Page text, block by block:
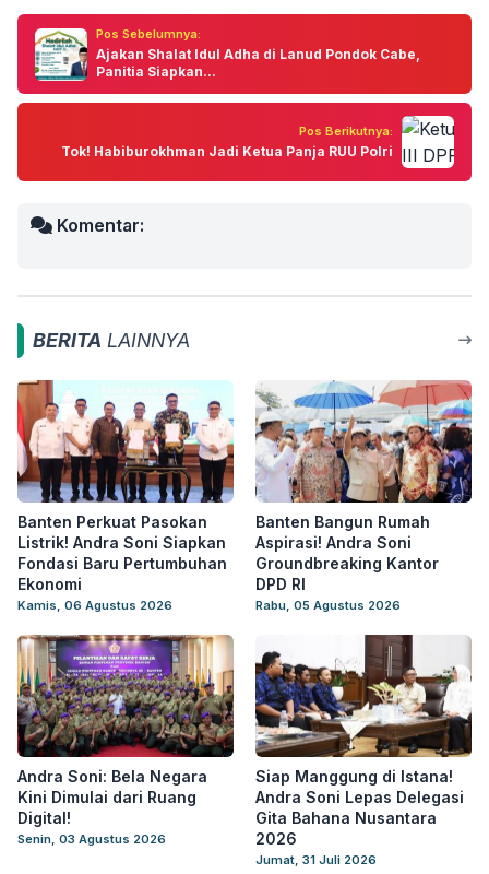
Pos Sebelumnya:
Ajakan Shalat Idul Adha di Lanud Pondok Cabe,
Panitia Siapkan...
Pos Berikutnya:
Tok! Habiburokhman Jadi Ketua Panja RUU Polri
Komentar:
BERITA LAINNYA
Banten Perkuat Pasokan
Listrik! Andra Soni Siapkan
Fondasi Baru Pertumbuhan
Ekonomi
Kamis, 06 Agustus 2026
Banten Bangun Rumah
Aspirasi! Andra Soni
Groundbreaking Kantor
DPD RI
Rabu, 05 Agustus 2026
Andra Soni: Bela Negara
Kini Dimulai dari Ruang
Digital!
Senin, 03 Agustus 2026
Siap Manggung di Istana!
Andra Soni Lepas Delegasi
Gita Bahana Nusantara
2026
Jumat, 31 Juli 2026